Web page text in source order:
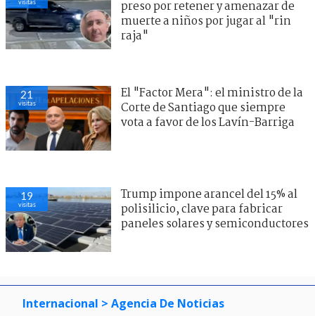
preso por retener y amenazar de
muerte a niños por jugar al "rin
raja"
21
visitas
El "Factor Mera": el ministro de la
Corte de Santiago que siempre
vota a favor de los Lavín-Barriga
19
visitas
Trump impone arancel del 15% al
polisilicio, clave para fabricar
paneles solares y semiconductores
Internacional > Agencia De Noticias